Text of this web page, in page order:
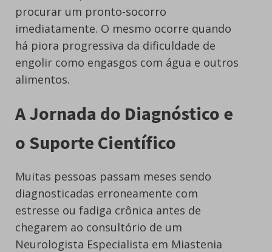
procurar um pronto-socorro
imediatamente. O mesmo ocorre quando
há piora progressiva da dificuldade de
engolir como engasgos com água e outros
alimentos.
A Jornada do Diagnóstico e
o Suporte Científico
Muitas pessoas passam meses sendo
diagnosticadas erroneamente com
estresse ou fadiga crônica antes de
chegarem ao consultório de um
Neurologista Especialista em Miastenia